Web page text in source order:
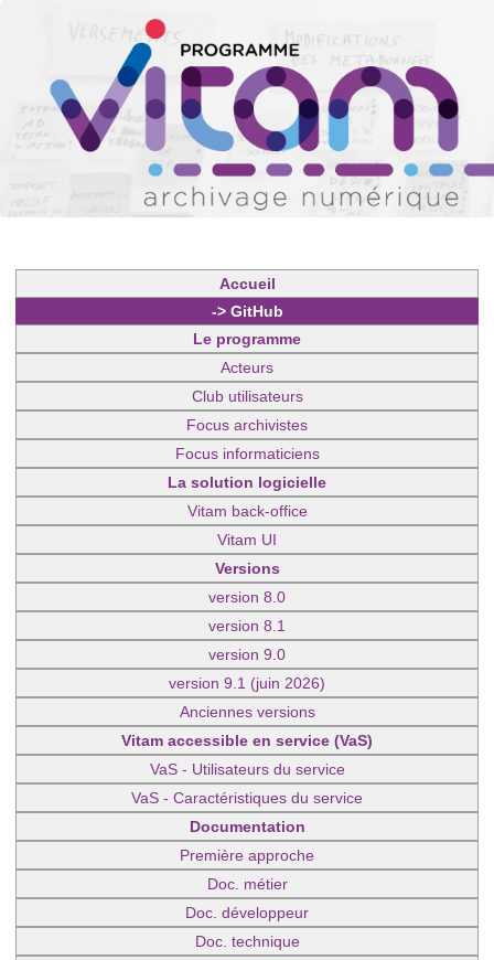
Accueil
-> GitHub
Le programme
Acteurs
Club utilisateurs
Focus archivistes
Focus informaticiens
La solution logicielle
Vitam back-office
Vitam UI
Versions
version 8.0
version 8.1
version 9.0
version 9.1 (juin 2026)
Anciennes versions
Vitam accessible en service (VaS)
VaS - Utilisateurs du service
VaS - Caractéristiques du service
Documentation
Première approche
Doc. métier
Doc. développeur
Doc. technique